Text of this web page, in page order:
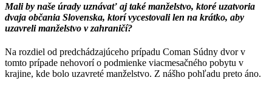
Mali by naše úrady uznávať aj také manželstvo, ktoré uzatvoria
dvaja občania Slovenska, ktorí vycestovali len na krátko, aby
uzavreli manželstvo v zahraničí?
Na rozdiel od predchádzajúceho prípadu Coman Súdny dvor v
tomto prípade nehovorí o podmienke viacmesačného pobytu v
krajine, kde bolo uzavreté manželstvo. Z nášho pohľadu preto áno.